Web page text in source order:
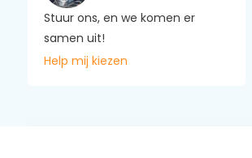
Stuur ons, en we komen er
samen uit!
Help mij kiezen